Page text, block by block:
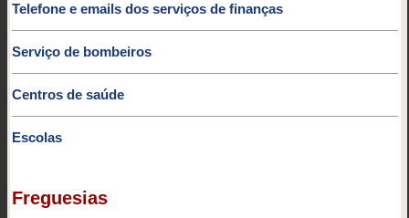
Telefone e emails dos serviços de finanças
Serviço de bombeiros
Centros de saúde
Escolas
Freguesias